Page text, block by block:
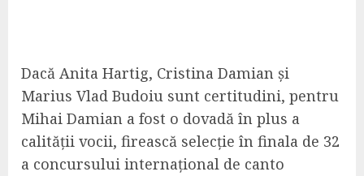
Dacă Anita Hartig, Cristina Damian și
Marius Vlad Budoiu sunt certitudini, pentru
Mihai Damian a fost o dovadă în plus a
calității vocii, firească selecție în finala de 32
a concursului internațional de canto